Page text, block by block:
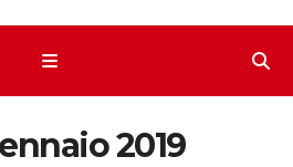
2019